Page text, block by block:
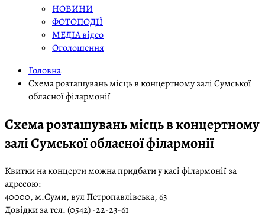
НОВИНИ
ФОТОПОДІЇ
МЕДІА відео
Оголошення
Головна
Схема розташувань місць в концертному залі Сумської
обласної філармонії
Схема розташувань місць в концертному
залі Сумської обласної філармонії
Квитки на концерти можна придбати у касі філармонії за
адресою:
40000, м.Суми, вул Петропавлівська, 63
Довідки за тел. (0542) -22-23-61